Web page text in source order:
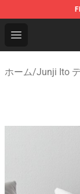
Open menu
Junji Ito
ホーム/Junji Ito